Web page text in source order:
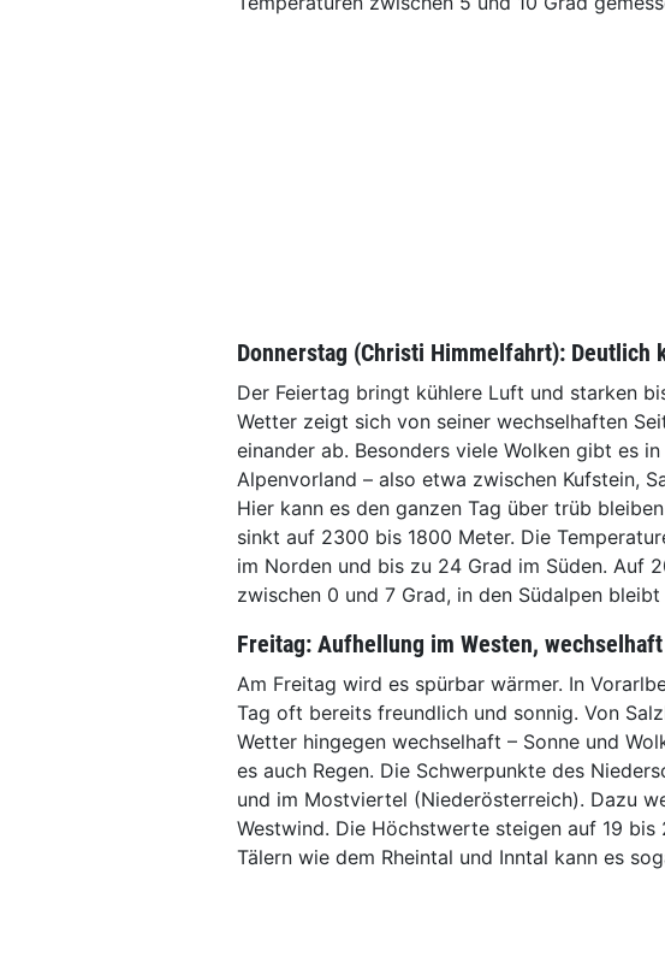
Donnerstag (Christi Himmelfahrt): Deutlich
Der Feiertag bringt kühlere Luft und starken
Wetter zeigt sich von seiner wechselhaften
einander ab. Besonders viele Wolken gibt es
Alpenvorland – also etwa zwischen Kufstein,
Hier kann es den ganzen Tag über trüb
sinkt auf 2300 bis 1800 Meter. Die
im Norden und bis zu 24 Grad im Süden. Auf
zwischen 0 und 7 Grad, in den Südalpen
Freitag: Aufhellung im Westen,
Am Freitag wird es spürbar wärmer. In
Tag oft bereits freundlich und sonnig. Von
Wetter hingegen wechselhaft – Sonne und
es auch Regen. Die Schwerpunkte des
und im Mostviertel (Niederösterreich). Dazu
Westwind. Die Höchstwerte steigen auf 19
Tälern wie dem Rheintal und Inntal kann es